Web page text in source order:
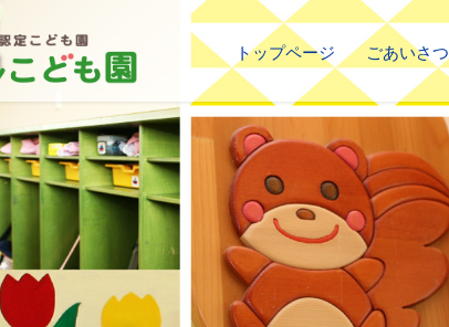
トップページ ごあいさつ